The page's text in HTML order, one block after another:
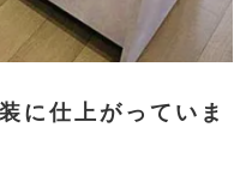
に仕上がっていま